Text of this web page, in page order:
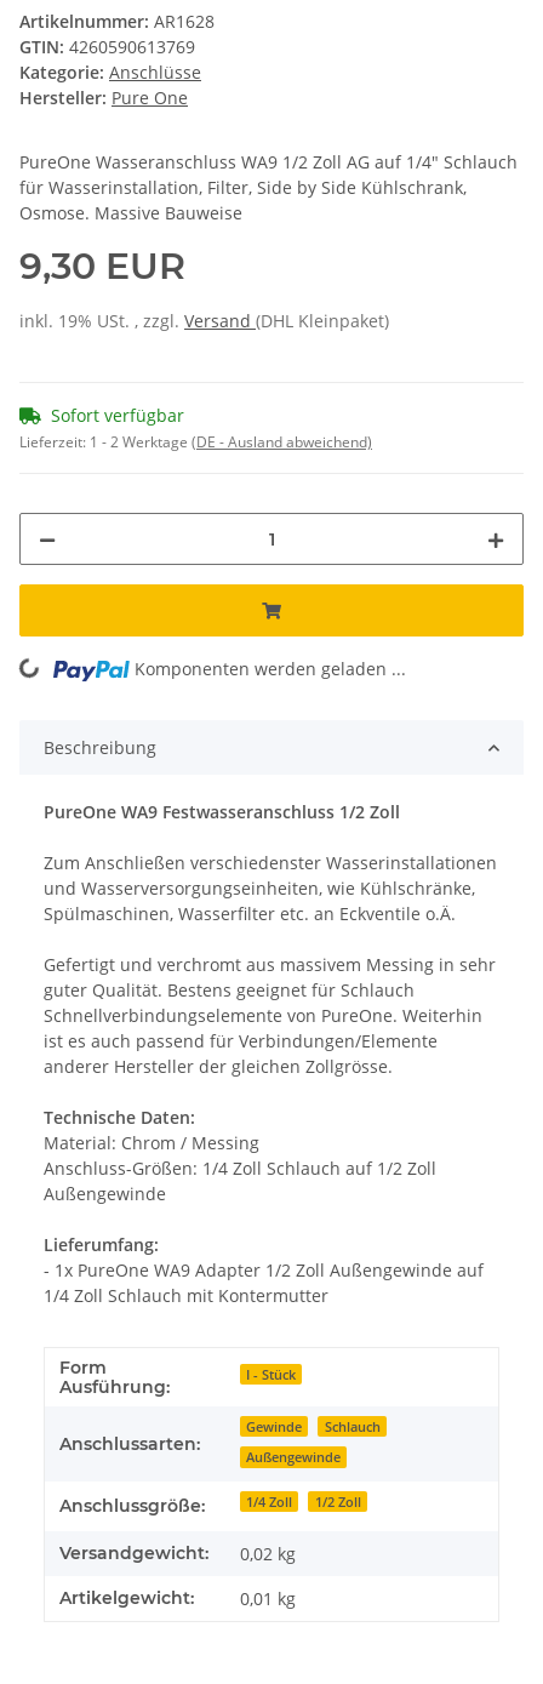
Artikelnummer: AR1628
GTIN: 4260590613769
Kategorie: Anschlüsse
Hersteller: Pure One
PureOne Wasseranschluss WA9 1/2 Zoll AG auf 1/4" Schlauch
für Wasserinstallation, Filter, Side by Side Kühlschrank,
Osmose. Massive Bauweise
9,30 EUR
inkl. 19% USt. , zzgl. Versand (DHL Kleinpaket)
Sofort verfügbar
Lieferzeit: 1 - 2 Werktage (DE - Ausland abweichend)
Komponenten werden geladen ...
Beschreibung
PureOne WA9 Festwasseranschluss 1/2 Zoll
Zum Anschließen verschiedenster Wasserinstallationen
und Wasserversorgungseinheiten, wie Kühlschränke,
Spülmaschinen, Wasserfilter etc. an Eckventile o.Ä.
Gefertigt und verchromt aus massivem Messing in sehr
guter Qualität. Bestens geeignet für Schlauch
Schnellverbindungselemente von PureOne. Weiterhin
ist es auch passend für Verbindungen/Elemente
anderer Hersteller der gleichen Zollgrösse.
Technische Daten:
Material: Chrom / Messing
Anschluss-Größen: 1/4 Zoll Schlauch auf 1/2 Zoll
Außengewinde
Lieferumfang:
- 1x PureOne WA9 Adapter 1/2 Zoll Außengewinde auf
1/4 Zoll Schlauch mit Kontermutter
Form
Ausführung:
I - Stück
Anschlussarten:
Gewinde
Schlauch
Außengewinde
Anschlussgröße: 1/4 Zoll 1/2 Zoll
Versandgewicht: 0,02 kg
Artikelgewicht: 0,01 kg